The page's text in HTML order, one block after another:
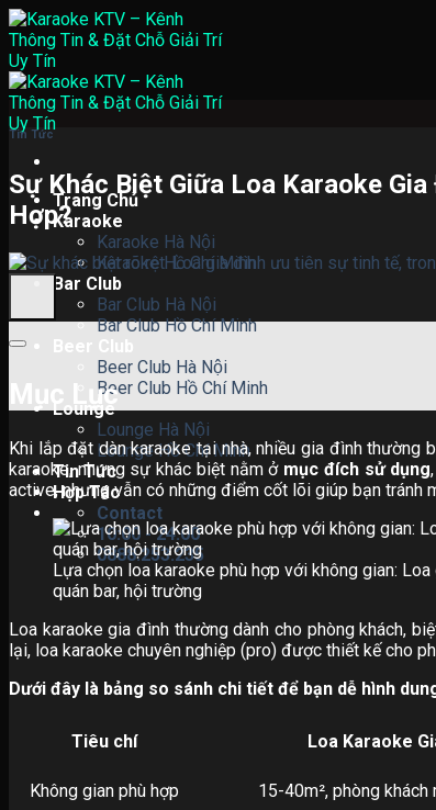
Skip
to
content
Trang Chủ
Karaoke
Karaoke Hà Nội
Karaoke Hồ Chí Minh
Bar Club
Bar Club Hà Nội
Bar Club Hồ Chí Minh
Beer Club
Beer Club Hà Nội
Beer Club Hồ Chí Minh
Lounge
Lounge Hà Nội
Lounge Hồ Chí Minh
Tin Tức
Hợp Tác
Contact
10:00 - 24:00
0888.253.235
Tin Tức
Sự Khác Biệt Giữa Loa Karaoke
Hợp?
Mục Lục
Khi lắp đặt dàn karaoke tại nhà, nhiều gia đình thường
karaoke, nhưng sự khác biệt nằm ở mục đích sử dụng,
active, nhưng vẫn có những điểm cốt lõi giúp bạn tránh
Lựa chọn loa karaoke phù hợp với không gian:
quán bar, hội trường
Loa karaoke gia đình thường dành cho phòng khách,
lại, loa karaoke chuyên nghiệp (pro) được thiết kế cho
Dưới đây là bảng so sánh chi tiết để bạn dễ hình
Tiêu chí Loa Karaoke
Không gian phù hợp 15-40m², phòng khách